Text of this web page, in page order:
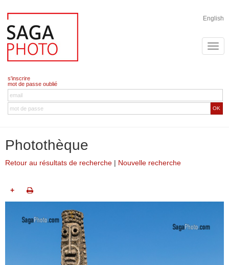
English
s'inscrire
mot de passe oublié
OK
Photothèque
Retour au résultats de recherche | Nouvelle recherche
+